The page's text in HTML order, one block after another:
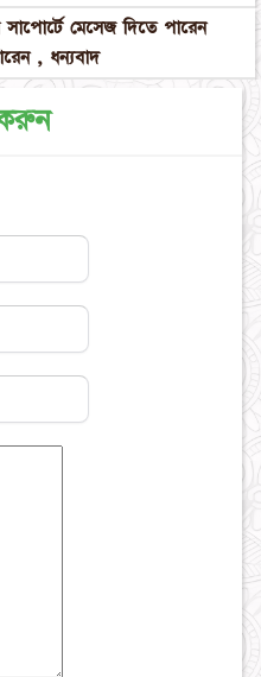
মেসেজ দিতে পারেন
, ধন্যবাদ